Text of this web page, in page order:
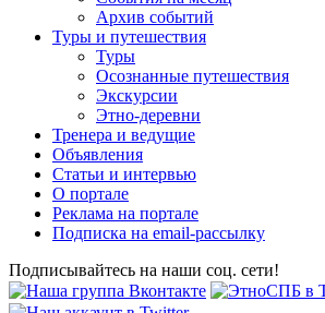
Архив событий
Туры и путешествия
Туры
Осознанные путешествия
Экскурсии
Этно-деревни
Тренера и ведущие
Объявления
Статьи и интервью
О портале
Реклама на портале
Подписка на email-рассылку
Подписывайтесь на наши соц. сети!